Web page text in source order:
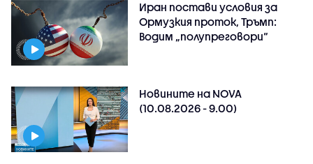
Иран постави условия за
Ормузкия проток, Тръмп:
Водим „полупреговори“
Новините на NOVA
(10.08.2026 - 9.00)